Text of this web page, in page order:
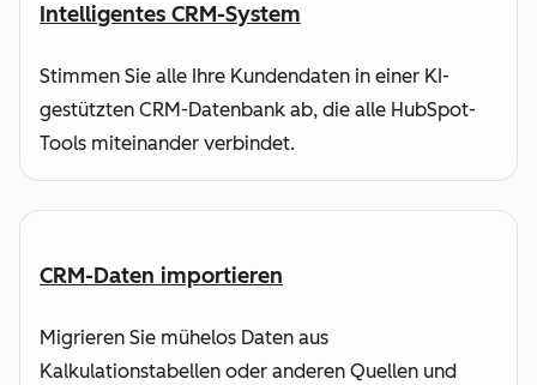
Intelligentes CRM-System
Stimmen Sie alle Ihre Kundendaten in einer KI-
gestützten CRM-Datenbank ab, die alle HubSpot-
Tools miteinander verbindet.
CRM-Daten importieren
Migrieren Sie mühelos Daten aus
Kalkulationstabellen oder anderen Quellen und